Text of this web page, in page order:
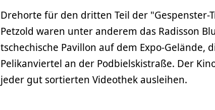
Drehorte für den dritten Teil der "Gespenster-
Petzold waren unter anderem das Radisson
tschechische Pavillon auf dem Expo-Gelände,
Pelikanviertel an der Podbielskistraße. Der
jeder gut sortierten Videothek ausleihen.